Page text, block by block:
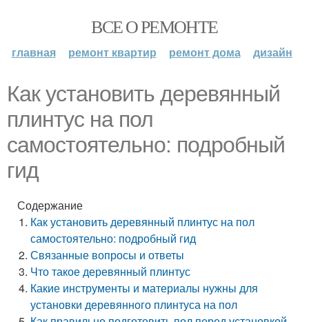
ВСЕ О РЕМОНТЕ
главная ремонт квартир ремонт дома дизайн
Как установить деревянный
плинтус на пол
самостоятельно: подробный
гид
Содержание
Как установить деревянный плинтус на пол
самостоятельно: подробный гид
Связанные вопросы и ответы
Что такое деревянный плинтус
Какие инструменты и материалы нужны для
установки деревянного плинтуса на пол